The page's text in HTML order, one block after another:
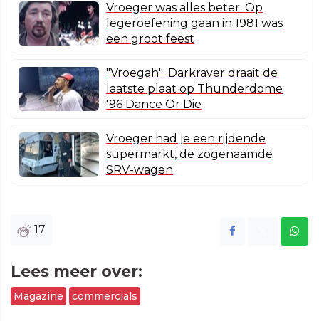
Vroeger was alles beter: Op
legeroefening gaan in 1981 was
een groot feest
"Vroegah": Darkraver draait de
laatste plaat op Thunderdome
'96 Dance Or Die
Vroeger had je een rijdende
supermarkt, de zogenaamde
SRV-wagen
17
Lees meer over:
Magazine commercials